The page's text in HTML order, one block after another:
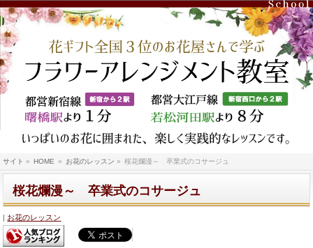
サイト » HOME » お花のレッスン » 桜花爛漫～ 卒業式のコサージュ
桜花爛漫～ 卒業式のコサージュ
お花のレッスン